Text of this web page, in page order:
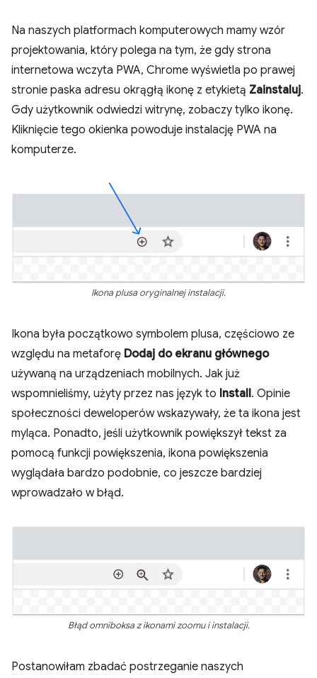
Na naszych platformach komputerowych mamy wzór
projektowania, który polega na tym, że gdy strona
internetowa wczyta PWA, Chrome wyświetla po prawej
stronie paska adresu okrągłą ikonę z etykietą Zainstaluj.
Gdy użytkownik odwiedzi witrynę, zobaczy tylko ikonę.
Kliknięcie tego okienka powoduje instalację PWA na
komputerze.
Ikona plusa oryginalnej instalacji.
Ikona była początkowo symbolem plusa, częściowo ze
względu na metaforę Dodaj do ekranu głównego
używaną na urządzeniach mobilnych. Jak już
wspomnieliśmy, użyty przez nas język to Install. Opinie
społeczności deweloperów wskazywały, że ta ikona jest
myląca. Ponadto, jeśli użytkownik powiększył tekst za
pomocą funkcji powiększenia, ikona powiększenia
wyglądała bardzo podobnie, co jeszcze bardziej
wprowadzało w błąd.
Błąd omniboksa z ikonami zoomu i instalacji.
Postanowiłam zbadać postrzeganie naszych